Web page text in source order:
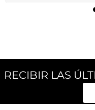
RECIBIR LAS